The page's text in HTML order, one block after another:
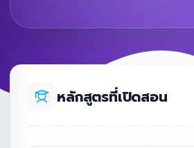
หลักสูตรที่เปิดสอน